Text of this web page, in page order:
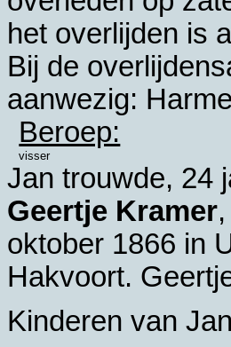
het overlijden is
Bij de
aanwezig:
Beroep:
visser
Jan trouwde, 24
Geertje Kramer
oktober 1866 in
Hakvoort.
Kinderen van